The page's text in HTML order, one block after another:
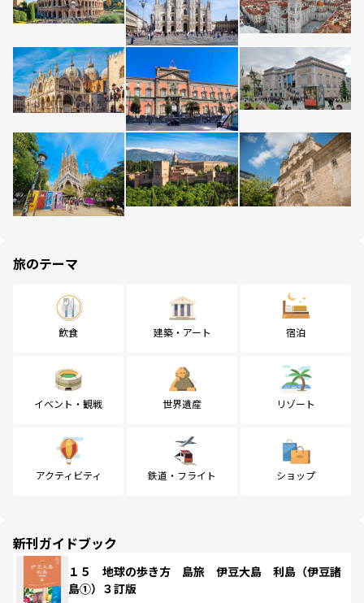
旅のテーマ
飲食 建築・アート 宿泊
イベント・観戦 世界遺産 リゾート
アクティビティ 鉄道・フライト ショップ
新刊ガイドブック
１５ 地球の歩き方 島旅 伊豆大島 利島（伊豆諸
島①）３訂版